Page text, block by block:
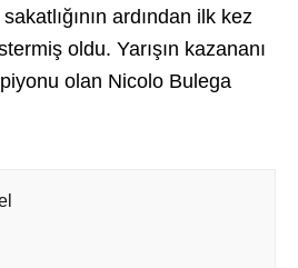
ardından ilk kez
oldu. Yarışın kazananı
olan Nicolo Bulega